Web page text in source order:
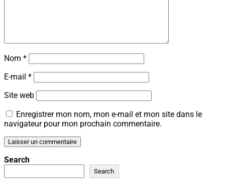
Nom *
E-mail *
Site web
Enregistrer mon nom, mon e-mail et mon site dans le
navigateur pour mon prochain commentaire.
Search
Search